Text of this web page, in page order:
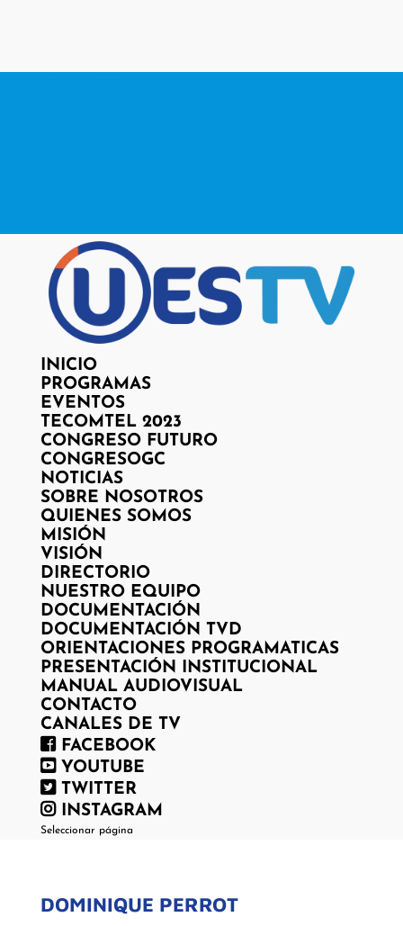
INICIO
PROGRAMAS
EVENTOS
TECOMTEL 2023
CONGRESO FUTURO
CONGRESOGC
NOTICIAS
SOBRE NOSOTROS
QUIENES SOMOS
MISIÓN
VISIÓN
DIRECTORIO
NUESTRO EQUIPO
DOCUMENTACIÓN
DOCUMENTACIÓN TVD
ORIENTACIONES PROGRAMATICAS
PRESENTACIÓN INSTITUCIONAL
MANUAL AUDIOVISUAL
CONTACTO
CANALES DE TV
FACEBOOK
YOUTUBE
TWITTER
INSTAGRAM
Seleccionar página
DOMINIQUE PERROT